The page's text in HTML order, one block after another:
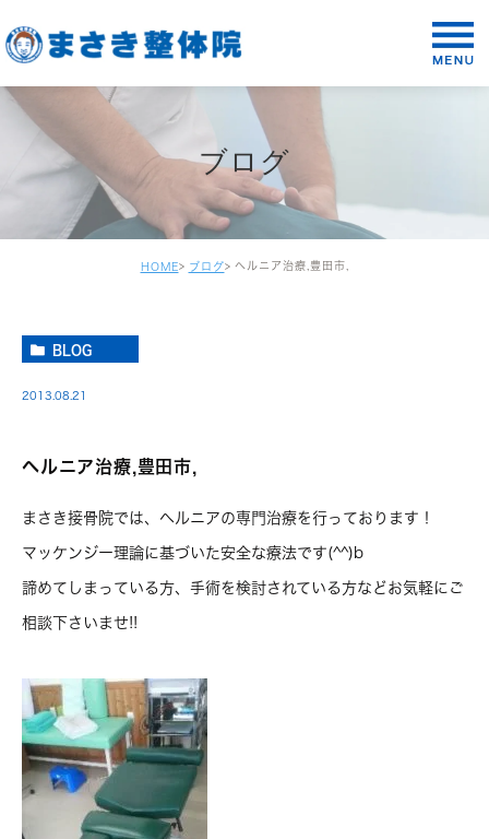
ブログ
HOME ブログ ヘルニア治療,豊田市,
BLOG
2013.08.21
ヘルニア治療,豊田市,
まさき接骨院では、ヘルニアの専門治療を行っております！
マッケンジー理論に基づいた安全な療法です(^^)b
諦めてしまっている方、手術を検討されている方などお気軽にご
相談下さいませ!!